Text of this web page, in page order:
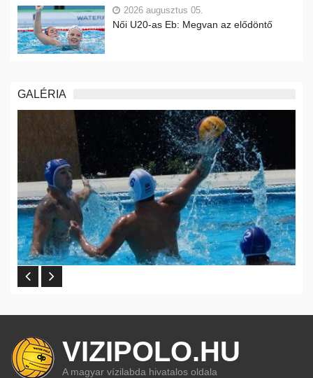
2026 augusztus 05.
Női U20-as Eb: Megvan az elődöntő
GALÉRIA
VIZIPOLO.HU
A magyar vízilabda hivatalos oldala